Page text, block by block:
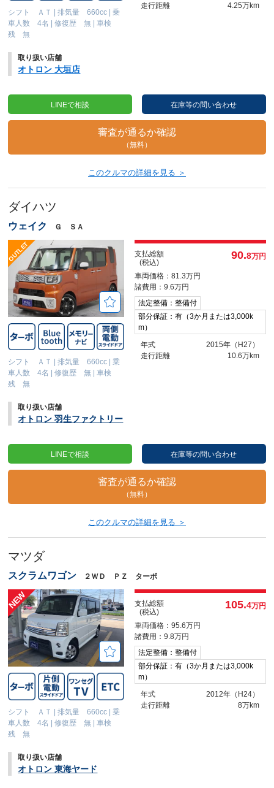
シフト ＡＴ |排気量 660cc |乗
車人数 4名 |修復歴 無 |車検
残 無
走行距離
4.25万km
取り扱い店舗
オトロン 大垣店
LINEで相談 在庫等の問い合わせ
審査が通るか確認
（無料）
このクルマの詳細を見る ＞
ダイハツ
ウェイク Ｇ ＳＡ
シフト ＡＴ |排気量 660cc |乗
車人数 4名
|修復歴 無 |車検
残 無
支払総額
(税込)
90.8万円
車両価格：81.3万円
諸費用：9.6万円
法定整備：整備付
部分保証：有（3か月または3,000k
m）
年式
2015年（H27）
走行距離
10.6万km
取り扱い店舗
オトロン 羽生ファクトリー
LINEで相談 在庫等の問い合わせ
審査が通るか確認
（無料）
このクルマの詳細を見る ＞
マツダ
スクラムワゴン ２ＷＤ ＰＺ ターボ
シフト ＡＴ |排気量 660cc |乗
車人数 4名
|修復歴 無 |車検
残 無
支払総額
(税込)
105.4万円
車両価格：95.6万円
諸費用：9.8万円
法定整備：整備付
部分保証：有（3か月または3,000k
m）
年式
2012年（H24）
走行距離
8万km
取り扱い店舗
オトロン 東海ヤード